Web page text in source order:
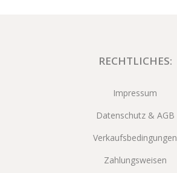
RECHTLICHES:
Impressum
Datenschutz & AGB
Verkaufsbedingungen
Zahlungsweisen